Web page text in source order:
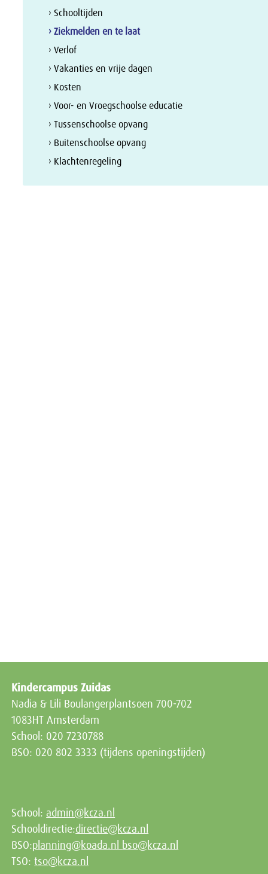
› Schooltijden
› Ziekmelden en te laat
› Verlof
› Vakanties en vrije dagen
› Kosten
› Voor- en Vroegschoolse educatie
› Tussenschoolse opvang
› Buitenschoolse opvang
› Klachtenregeling
Kindercampus Zuidas
Nadia & Lili Boulangerplantsoen 700-702
1083HT Amsterdam
School: 020 7230788
BSO: 020 802 3333 (tijdens openingstijden)
School: admin@kcza.nl
Schooldirectie:directie@kcza.nl
BSO:planning@koada.nl bso@kcza.nl
TSO:tso@kcza.nl